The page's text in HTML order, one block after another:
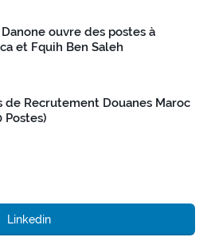
ouvre des postes à
et Fquih Ben Saleh
de Recrutement Douanes Maroc
Postes)
Linkedin